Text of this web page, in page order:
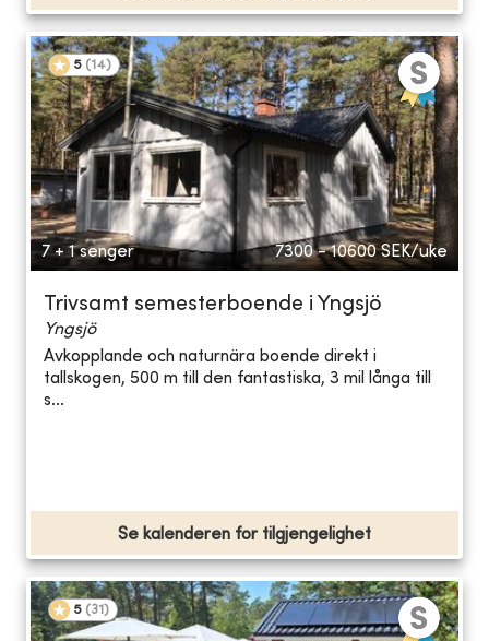
5 (14)
7 + 1 senger 7300 - 10600 SEK/uke
Trivsamt semesterboende i Yngsjö
Yngsjö
Avkopplande och naturnära boende direkt i
tallskogen, 500 m till den fantastiska, 3 mil långa till
s...
Se kalenderen for tilgjengelighet
5 (31 )